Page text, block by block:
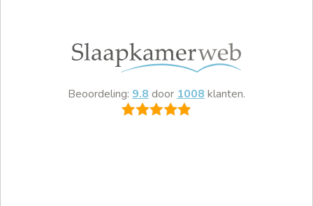
Beoordeling: 9.8 door 1008 klanten.